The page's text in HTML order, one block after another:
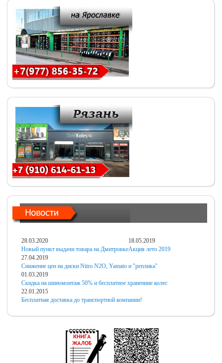
28.03.2020
Новый пункт выдачи товара на Дмитровке
18.05.2019
Акция лето 2019
27.04.2019
Снижение цен на диски Nitro N2O, Yamato и "реплика"
01.03.2019
Скидка на шиномонтаж 50% и бесплатное хранениие колес
22.01.2015
Бесплатная доставка до транспортной компании!